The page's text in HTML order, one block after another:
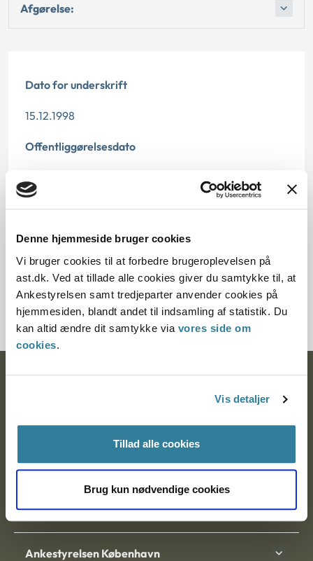
Denne hjemmeside bruger cookies
Vi bruger cookies til at forbedre brugeroplevelsen på
ast.dk. Ved at tillade alle cookies giver du samtykke til, at
Ankestyrelsen samt tredjeparter anvender cookies på
hjemmesiden, blandt andet til indsamling af statistik. Du
kan altid ændre dit samtykke via vores side om
cookies.
Vis detaljer
Tillad alle cookies
Brug kun nødvendige cookies
Afgørelse:
Dato for underskrift
15.12.1998
Offentliggørelsesdato
Paragraf
§ 39
Journalnummer
200505-98
Ankestyrelsen Aalborg
Ankestyrelsen København